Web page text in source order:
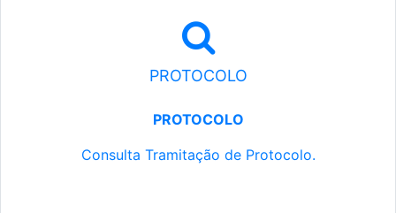
PROTOCOLO
PROTOCOLO
Consulta Tramitação de Protocolo.